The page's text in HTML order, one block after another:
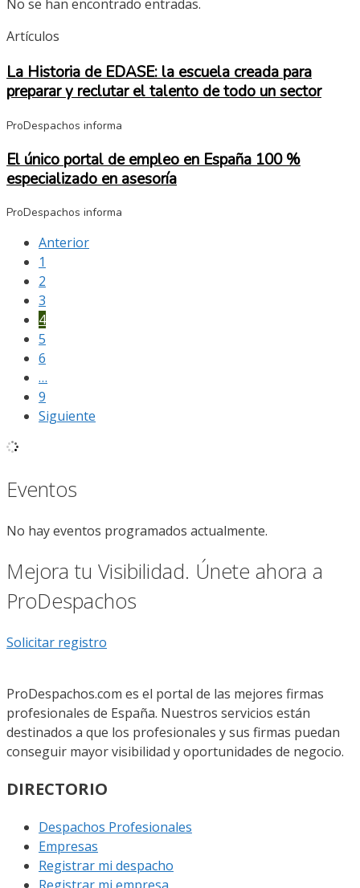
No se han encontrado entradas.
Artículos
La Historia de EDASE: la escuela creada para
preparar y reclutar el talento de todo un sector
ProDespachos informa
El único portal de empleo en España 100 %
especializado en asesoría
ProDespachos informa
Anterior
1
2
3
4
5
6
…
9
Siguiente
Eventos
No hay eventos programados actualmente.
Mejora tu Visibilidad. Únete ahora a
ProDespachos
Solicitar registro
ProDespachos.com es el portal de las mejores firmas
profesionales de España. Nuestros servicios están
destinados a que los profesionales y sus firmas puedan
conseguir mayor visibilidad y oportunidades de negocio.
DIRECTORIO
Despachos Profesionales
Empresas
Registrar mi despacho